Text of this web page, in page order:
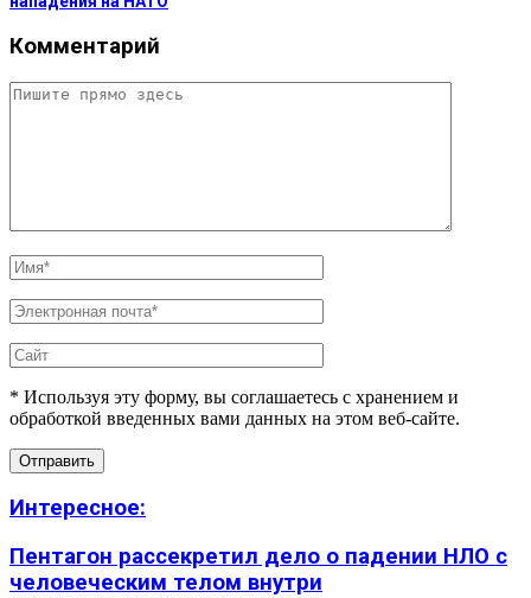
Комментарий
* Используя эту форму, вы соглашаетесь с хранением и
обработкой введенных вами данных на этом веб-сайте.
Интересное:
Пентагон рассекретил дело о падении НЛО с
человеческим телом внутри